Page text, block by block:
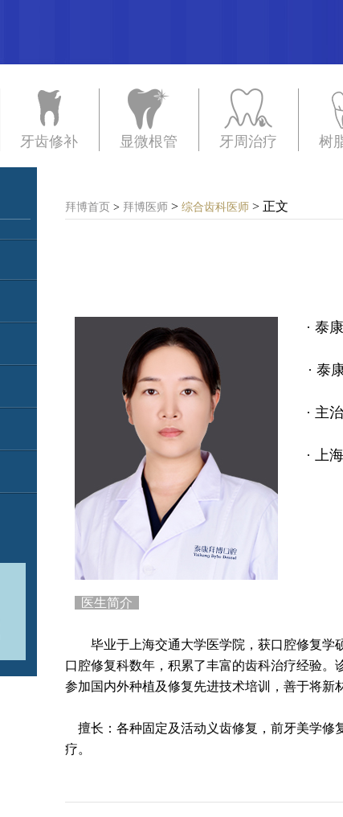
牙齿修补 显微根管 牙周治疗 树
拜博首页 > 拜博医师 > 综合齿科医师 > 正文
· 泰
· 泰
· 主
· 上
医生简介
毕业于上海交通大学医学院，获口腔修复学
口腔修复科数年，积累了丰富的齿科治疗经验
参加国内外种植及修复先进技术培训，善于将新
擅长：各种固定及活动义齿修复，前牙美学修
疗。